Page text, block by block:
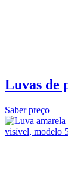
Luvas de
Saber preço